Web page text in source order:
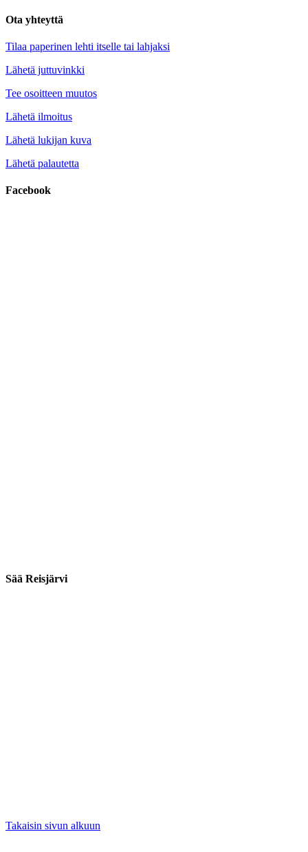
Ota yhteyttä
Tilaa paperinen lehti itselle tai lahjaksi
Lähetä juttuvinkki
Tee osoitteen muutos
Lähetä ilmoitus
Lähetä lukijan kuva
Lähetä palautetta
Facebook
Sää Reisjärvi
Takaisin sivun alkuun